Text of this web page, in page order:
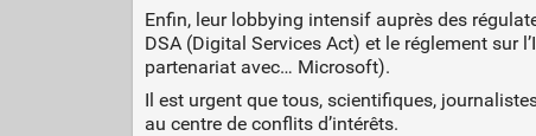
Enfin, leur lobbying intensif auprès des
DSA (Digital Services Act) et le réglement sur
partenariat avec… Microsoft).
Il est urgent que tous, scientifiques,
au centre de conflits d’intérêts.